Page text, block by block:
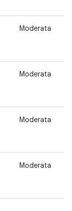
Moderata
Moderata
Moderata
Moderata